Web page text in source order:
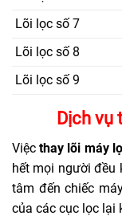
Lõi lọc số 7
Lõi lọc số 8
Lõi lọc số 9
Dịch vụ
Việcthay lõi máy
hết mọi người đều
tâm đến chiếc
của các cục lọc lại